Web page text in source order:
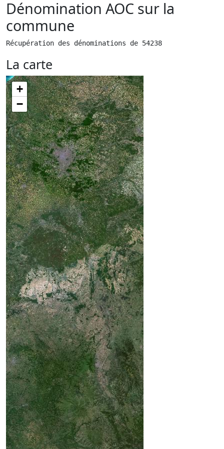
Dénomination AOC sur la
commune
Récupération des dénominations de 54238
La carte
+
−